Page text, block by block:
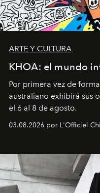
ARTE Y CULTURA
KHOA: el mundo
Por primera vez de
australiano exhibirá sus
el 6 al 8 de agosto.
03.08.2026 por L'Officiel